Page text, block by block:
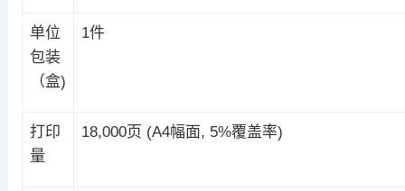
单位
包装
（盒)
1件
打印
量
18,000页 (A4幅面, 5%覆盖率)